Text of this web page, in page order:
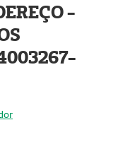
-